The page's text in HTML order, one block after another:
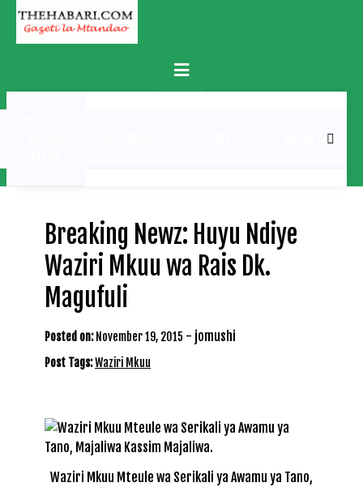
Skip
content
Primary
Menu
MICHEZO
Breaking Newz: Huyu Ndiye
Waziri Mkuu wa Rais Dk.
Magufuli
Posted on: November 19, 2015 - jomushi
Post Tags:Waziri Mkuu
Waziri Mkuu Mteule wa Serikali ya Awamu ya Tano,